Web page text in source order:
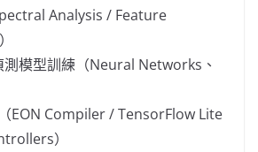
Analysis / Feature
模型訓練（Neural Networks、
EON Compiler / TensorFlow Lite
）